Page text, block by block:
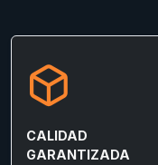
CALIDAD
GARANTIZADA